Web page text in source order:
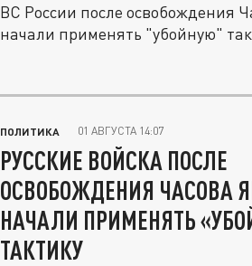
ВС России после освобождения
начали применять "убойную"
ПОЛИТИКА 01 АВГУСТА 14:07
РУССКИЕ ВОЙСКА ПОСЛЕ
ОСВОБОЖДЕНИЯ ЧАСОВА
НАЧАЛИ ПРИМЕНЯТЬ
ТАКТИКУ